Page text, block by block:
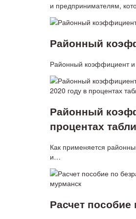
и предпринимателям,
Районный
Районный коэффициент и
Районный
процентах
Как применяется
и…
Расчет